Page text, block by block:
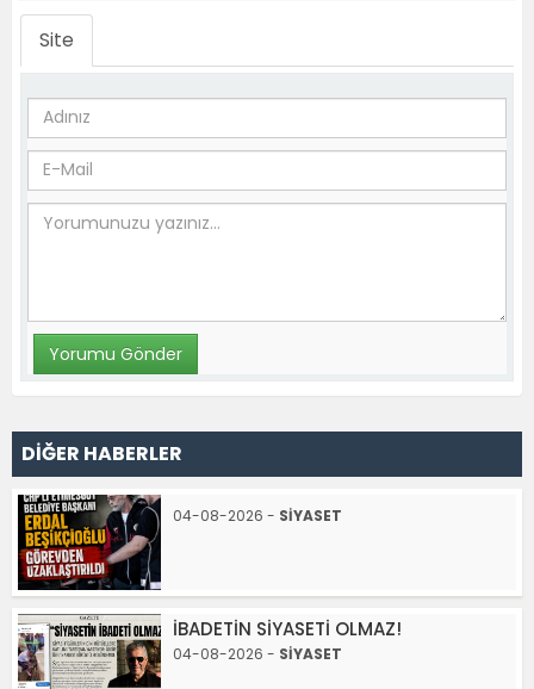
Site
DİĞER HABERLER
04-08-2026 - SİYASET
İBADETİN SİYASETİ OLMAZ!
04-08-2026 - SİYASET